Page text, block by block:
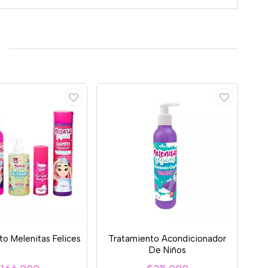
Melenitas Felices
Tratamiento Acondicionador
De Niños